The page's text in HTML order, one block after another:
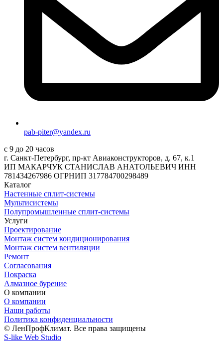
pab-piter@yandex.ru
с 9 до 20 часов
г. Санкт-Петербург, пр-кт Авиаконструкторов, д. 67, к.1
ИП МАКАРЧУК СТАНИСЛАВ АНАТОЛЬЕВИЧ ИНН
781434267986 ОГРНИП 317784700298489
Каталог
Настенные сплит-системы
Мультисистемы
Полупромышленные сплит-системы
Услуги
Проектирование
Монтаж систем кондиционирования
Монтаж систем вентиляции
Ремонт
Согласования
Покраска
Алмазное бурение
О компании
О компании
Наши работы
Политика конфиденциальности
© ЛенПрофКлимат. Все права защищены
S-like Web Studio